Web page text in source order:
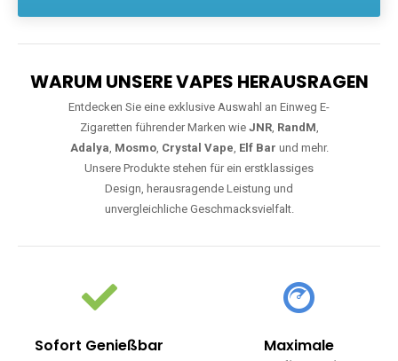
WARUM UNSERE VAPES HERAUSRAGEN
Entdecken Sie eine exklusive Auswahl an Einweg E-
Zigaretten führender Marken wie JNR, RandM,
Adalya, Mosmo, Crystal Vape, Elf Bar und mehr.
Unsere Produkte stehen für ein erstklassiges
Design, herausragende Leistung und
unvergleichliche Geschmacksvielfalt.
Sofort Genießbar
Maximale